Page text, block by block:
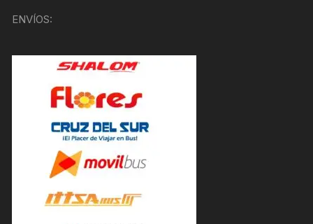
ENVÍOS: